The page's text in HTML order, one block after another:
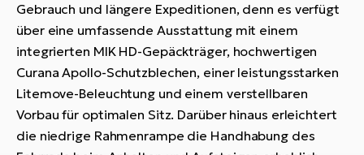
Gebrauch und längere Expeditionen, denn es verfügt
über eine umfassende Ausstattung mit einem
integrierten MIK HD-Gepäckträger, hochwertigen
Curana Apollo-Schutzblechen, einer leistungsstarken
Litemove-Beleuchtung und einem verstellbaren
Vorbau für optimalen Sitz. Darüber hinaus erleichtert
die niedrige Rahmenrampe die Handhabung des